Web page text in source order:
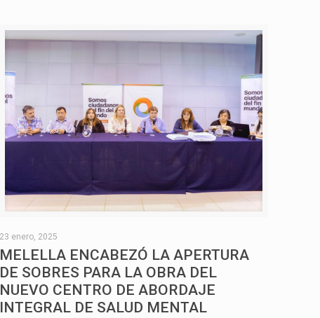
23 enero, 2025
MELELLA ENCABEZÓ LA APERTURA
DE SOBRES PARA LA OBRA DEL
NUEVO CENTRO DE ABORDAJE
INTEGRAL DE SALUD MENTAL